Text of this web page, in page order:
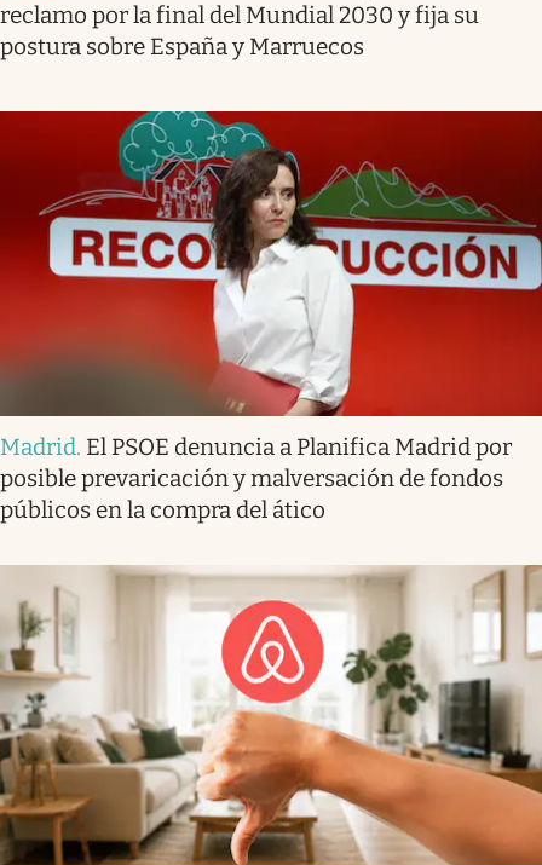
reclamo por la final del Mundial 2030 y fija su
postura sobre España y Marruecos
Madrid. El PSOE denuncia a Planifica Madrid por
posible prevaricación y malversación de fondos
públicos en la compra del ático